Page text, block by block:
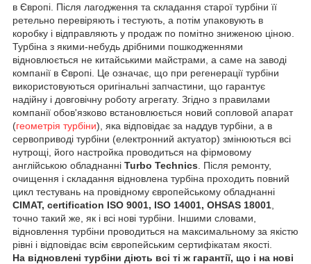
в Європі. Після лагодження та складання старої турбіни її
ретельно перевіряють і тестують, а потім упаковують в
коробку і відправляють у продаж по помітно зниженою ціною.
Турбіна з якими-небудь дрібними пошкодженнями
відновлюється не китайськими майстрами, а саме на заводі
компанії в Європі. Це означає, що при регенерації турбіни
використовуються оригінальні запчастини, що гарантує
надійну і довговічну роботу агрегату. Згідно з правилами
компанії обов'язково встановлюється новий сопловой апарат
(геометрія турбіни), яка відповідає за наддув турбіни, а в
сервоприводі турбіни (електронний актуатор) змінюються всі
нутрощі, його настройка проводиться на фірмовому
англійською обладнанні Turbo Technics . Після ремонту,
очищення і складання відновлена турбіна проходить повний
цикл тестувань на провідному європейському обладнанні
CIMAT, certification ISO 9001, ISO 14001, OHSAS 18001
точно такий же, як і всі нові турбіни. Іншими словами,
відновлення турбіни проводиться на максимальному за якістю
рівні і відповідає всім європейським сертифікатам якості.
На відновлені турбіни діють всі ті ж гарантії, що і на нові